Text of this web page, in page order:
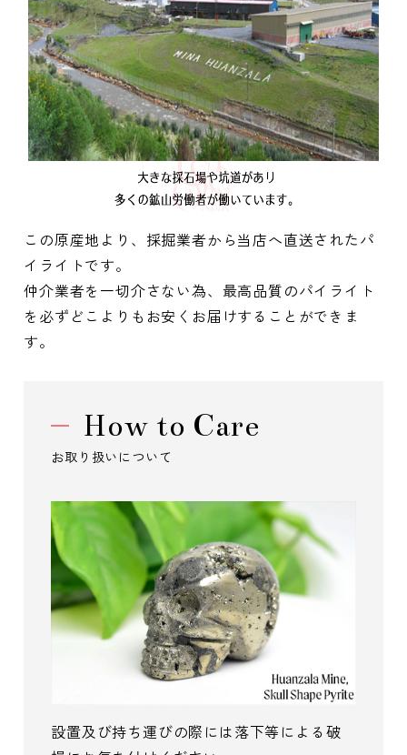
この原産地より、採掘業者から当店へ直送されたパ
イライトです。
仲介業者を一切介さない為、最高品質のパイライト
を必ずどこよりもお安くお届けすることができま
す。
How to Care
お取り扱いについて
設置及び持ち運びの際には落下等による破